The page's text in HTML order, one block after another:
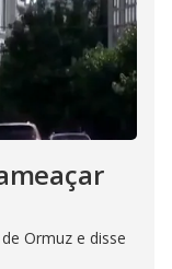
Ormuz e disse